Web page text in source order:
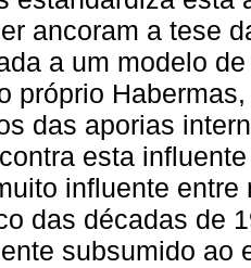
ancoram a tese
a um modelo
próprio
das aporias
esta
influente
das décadas de
subsumido ao